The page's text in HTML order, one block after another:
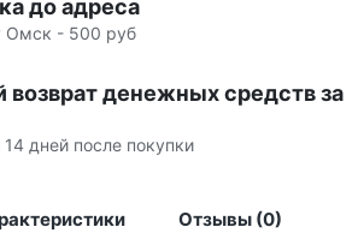
до адреса
Омск - 500 руб
возврат денежных средств за
14 дней после покупки
Отзывы (0)